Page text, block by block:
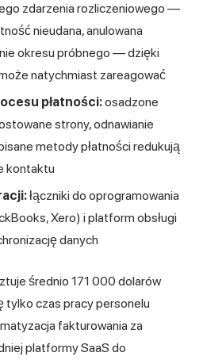
zdarzenia rozliczeniowego —
nieudana, anulowana
okresu próbnego — dzięki
natychmiast zareagować
płatności:osadzone
strony, odnawianie
metody płatności redukują
kontaktu
łączniki do oprogramowania
Xero) i platform obsługi
danych
średnio 171 000 dolarów
tylko czas pracy personelu
fakturowania za
platformy SaaS do